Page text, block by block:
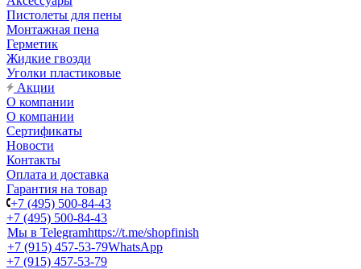
Пистолеты для пены
Монтажная пена
Герметик
Жидкие гвозди
Уголки пластиковые
Акции
О компании
О компании
Сертификаты
Новости
Контакты
Оплата и доставка
Гарантия на товар
+7 (495) 500-84-43
+7 (495) 500-84-43
Мы в Telegramhttps://t.me/shopfinish
+7 (915) 457-53-79WhatsApp
+7 (915) 457-53-79